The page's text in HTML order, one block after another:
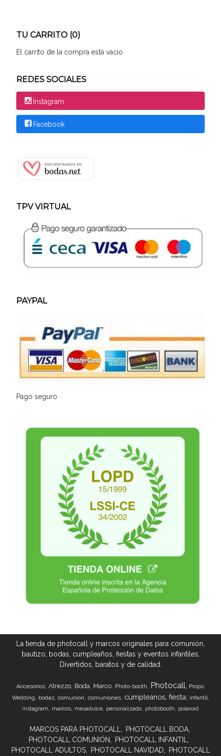
TU CARRITO (0)
El carrito de la compra está vacío
REDES SOCIALES
Instagram
Facebook
TPV VIRTUAL
PAYPAL
Pago seguro
La tienda de photocall y marcos originales para comunión,
bautizo, bodas, cumpleaños, fiestas y eventos infantiles.
Divertidos, baratos y de calidad.
Accesorios Atrezzo Boda Marco Photo-booth Photocall Props
Wedding bodas comunion comuniones cumpleanos fiesta infantil
instagram marcos mesadulce personalizado photobooth polaroid
MARCOS PARA PHOTOCALL
PHOTOCALL BODA
PHOTOCALL COMUNIÓN
PHOTOCALL INFANTIL
PHOTOCALL ADULTOS
PHOTOCALL NAVIDAD PHOTOCALL